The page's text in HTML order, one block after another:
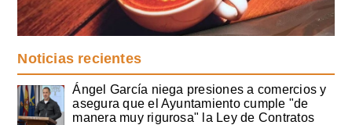
Noticias recientes
Ángel García niega presiones a comercios y
asegura que el Ayuntamiento cumple "de
manera muy rigurosa" la Ley de Contratos